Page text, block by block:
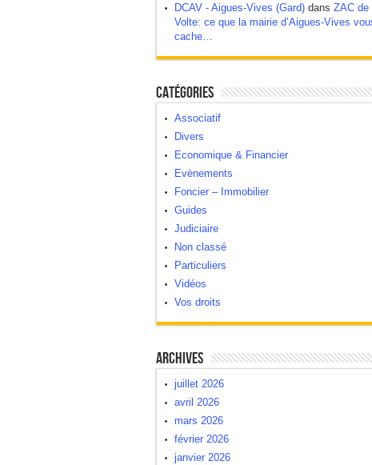
DCAV - Aigues-Vives (Gard)dans ZAC de
Volte: ce que la mairie d’Aigues-Vives
cache…
Catégories
Associatif
Divers
Economique & Financier
Evènements
Foncier – Immobilier
Guides
Judiciaire
Non classé
Particuliers
Vidéos
Vos droits
Archives
juillet 2026
avril 2026
mars 2026
février 2026
janvier 2026